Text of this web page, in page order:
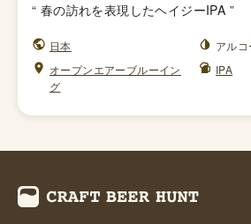
“ 春の訪れを表現したヘイジーIPA ”
日本
アル
オープンエアーブルーイン
グ
IPA